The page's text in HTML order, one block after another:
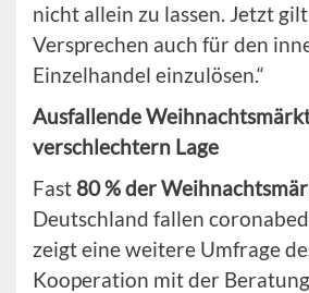
nicht allein zu lassen. Jetzt gilt
Versprechen auch für den
Einzelhandel einzulösen.“
Ausfallende
verschlechtern Lage
Fast 80 % der
Deutschland fallen
zeigt eine weitere Umfrage
Kooperation mit der